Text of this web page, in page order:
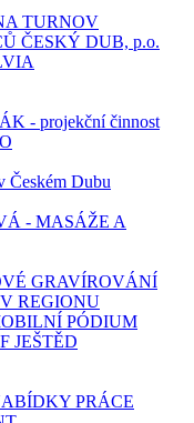
TURNOV
ČESKÝ DUB, p.o.
- projekční činnost
Českém Dubu
- MASÁŽE A
GRAVÍROVÁNÍ
REGIONU
PÓDIUM
JEŠTĚD
PRÁCE